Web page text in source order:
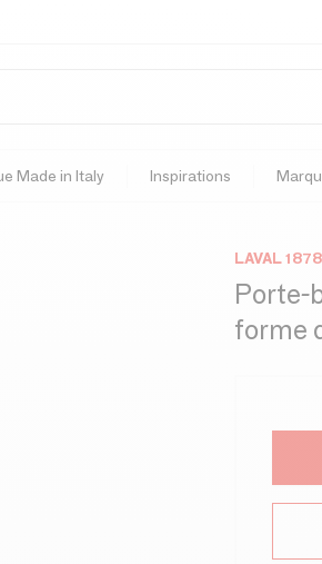
Made in Italy Inspirations
LAVAL 1878
Porte-
forme